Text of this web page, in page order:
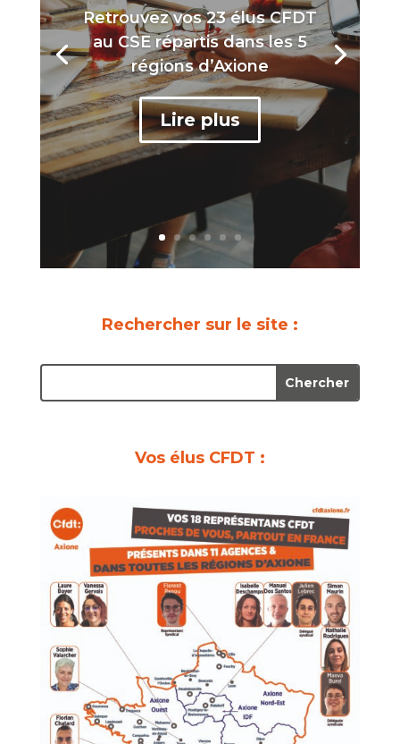
Retrouvez vos 23 élus CFDT
au CSE répartis dans les 5
régions d’Axione
Lire plus
Rechercher sur le site :
Vos élus CFDT :